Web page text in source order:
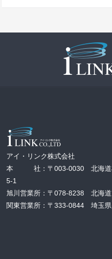
アイ・リンク株式会社
本 社：〒003-0030 北海道札
5-1
旭川営業所：〒078-8238 北海
関東営業所：〒333-0844 埼玉